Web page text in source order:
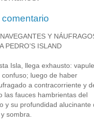
Y
PEDRO’S ISLAND
Isla, llega exhausto:
luego de haber
a contracorriente y
las fauces hambrientas del
y su profundidad alucinante
sombra.